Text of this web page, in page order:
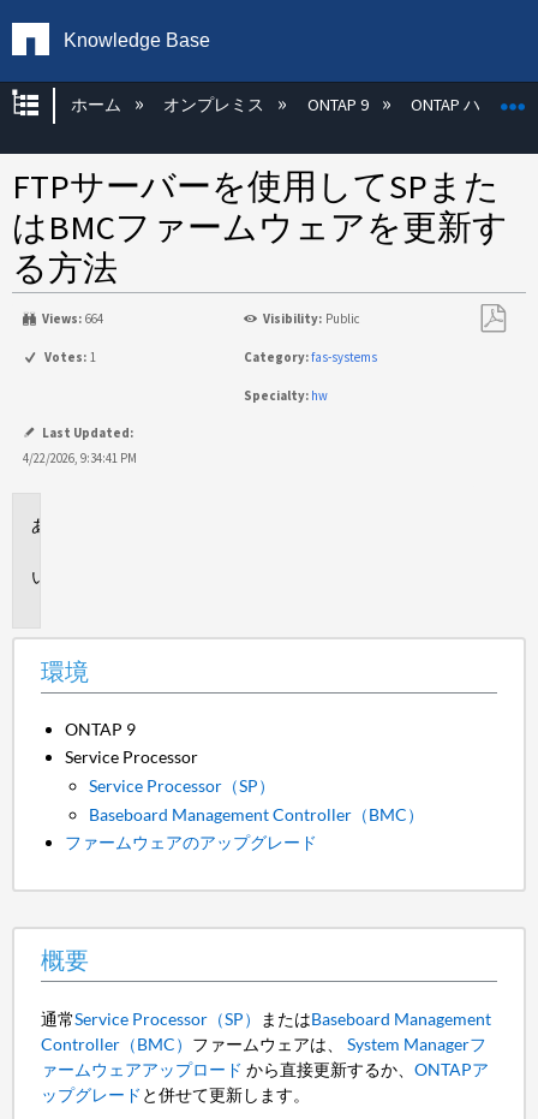
Knowledge Base
グローバル階層を展開/折りたたむ
ホーム オンプレミス ONTAP 9 ONTAP ハード
FTPサーバーを使用してSPまた
はBMCファームウェアを更新す
る方法
Views: 664 Visibility: Public
Votes: 1 Category:fas-systems
Specialty: hw
Last Updated:
4/22/2026, 9:34:41 PM
環境
ONTAP 9
Service Processor
Service Processor（SP）
Baseboard Management Controller（BMC）
ファームウェアのアップグレード
概要
通常Service Processor（SP） またはBaseboard Management
Controller（BMC） ファームウェアは、 System Managerフ
ァームウェアアップロード から直接更新するか、 ONTAPア
ップグレード と併せて更新します。